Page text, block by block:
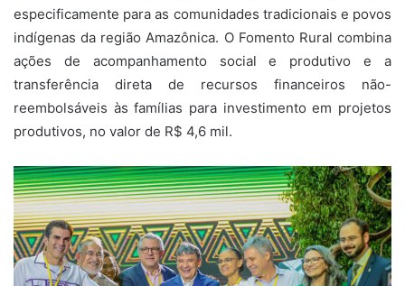
especificamente para as comunidades tradicionais e povos
indígenas da região Amazônica. O Fomento Rural combina
ações de acompanhamento social e produtivo e a
transferência direta de recursos financeiros não-
reembolsáveis às famílias para investimento em projetos
produtivos, no valor de R$ 4,6 mil.